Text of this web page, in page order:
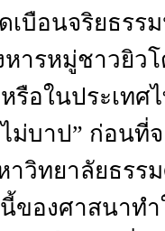
เบือนจริยธรร
หารหมู่ชาวยิว
รือในประเทศ
ม่บาป” ก่อนที่
วิทยาลัยธรร
ของศาสนาท